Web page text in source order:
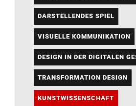
DARSTELLENDES SPIEL
VISUELLE KOMMUNIKATION
DESIGN IN DER DIGITALEN
TRANSFORMATION DESIGN
KUNSTWISSENSCHAFT